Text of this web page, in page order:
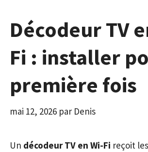
Décodeur TV
Fi : installer
première fois
mai 12, 2026 par Denis
Un décodeur TV en Wi-Fi reçoit